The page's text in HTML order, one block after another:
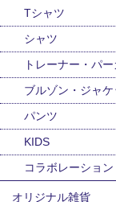
Tシャツ
シャツ
トレーナー・パ
ブルゾン・ジャケ
パンツ
KIDS
コラボレーション
オリジナル雑貨